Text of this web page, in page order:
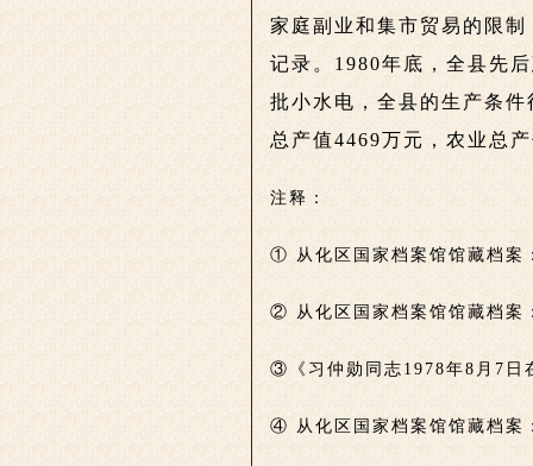
家庭副业和集市贸易的限
记录。1980年底，全县先
批小水电，全县的生产条
总产值4469万元，农业总
注释：
① 从化区国家档案馆馆藏档案
② 从化区国家档案馆馆藏档案
③《习仲勋同志1978年8月7日
④ 从化区国家档案馆馆藏档案